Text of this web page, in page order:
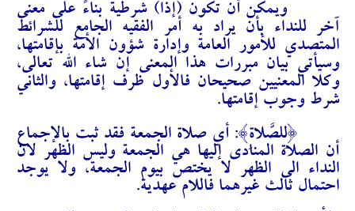
ويمكن أن تكون (إذا) شرطية بناءً على معنى
آخر للنداء بأن يراد به أمر الفقيه الجامع للشرائط
المتصدي للأمور العامة وإدارة شؤون الأمة بإقامتها،
وسيأتي بيان مبررات هذا المعنى إن شاء الله تعالى،
وكلا المعنيين صحيحان فالأول ظرف إقامتها، والثاني
شرط وجوب إقامتها.
{لِلصَّلاةِ}: أي صلاة الجمعة فقد ثبت بالإجماع
أن الصلاة المنادى إليها هي الجمعة وليس الظهر لان
النداء الى الظهر لا يختص بيوم الجمعة، ولا يوجد
احتمال ثالث غيرهما فاللام عهدية.